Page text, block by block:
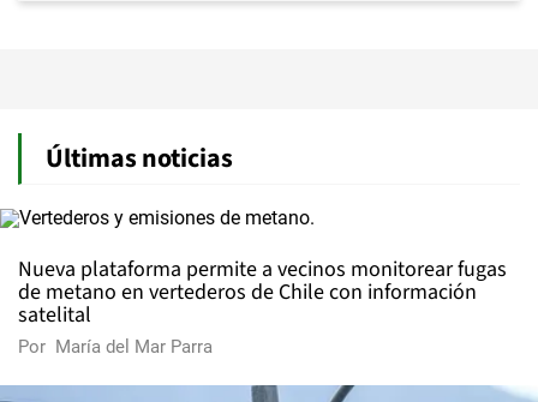
Últimas noticias
Nueva plataforma permite a vecinos monitorear fugas
de metano en vertederos de Chile con información
satelital
Por María del Mar Parra